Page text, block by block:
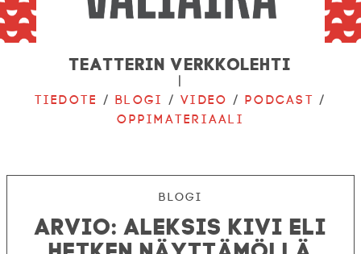
Teatterin verkkolehti
|
Tiedote
/Blogi /Video /Podcast /
Oppimateriaali
Blogi
Arvio: Aleksis Kivi eli
hetken näyttämöllä